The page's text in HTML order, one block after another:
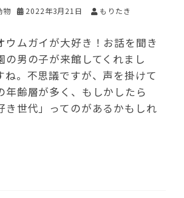
物 2022年3月21日 もりたき
ウムガイが大好き！お話を聞き
の男の子が来館してくれまし
ね。不思議ですが、声を掛けて
年齢層が多く、もしかしたら
き世代」ってのがあるかもしれ